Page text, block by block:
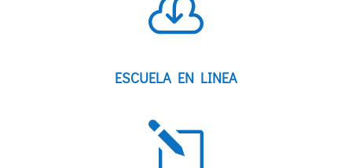

ESCUELA EN LINEA
l